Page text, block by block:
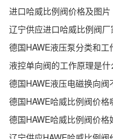
进口哈威比例阀价格及图片
辽宁供应进口哈威比例阀厂
德国HAWE液压泵分类和工
液控单向阀的工作原理是
德国HAWE液压电磁换向
德国HAWE哈威比例阀价格
德国HAWE哈威比例阀价